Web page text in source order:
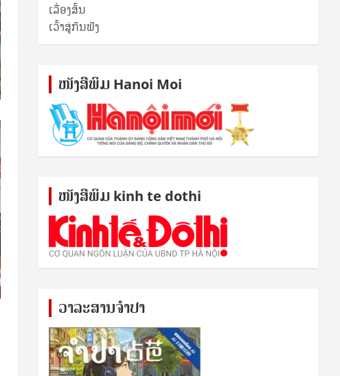
ເລື່ອງສັ້ນ
ເວົ້າສູ່ກັນຟັງ
ໜັງ​ສື​ພິມ Hanoi Moi
ໜັງ​ສື​ພິມ kinh te dothi
ວາລະສານຈຳປາ